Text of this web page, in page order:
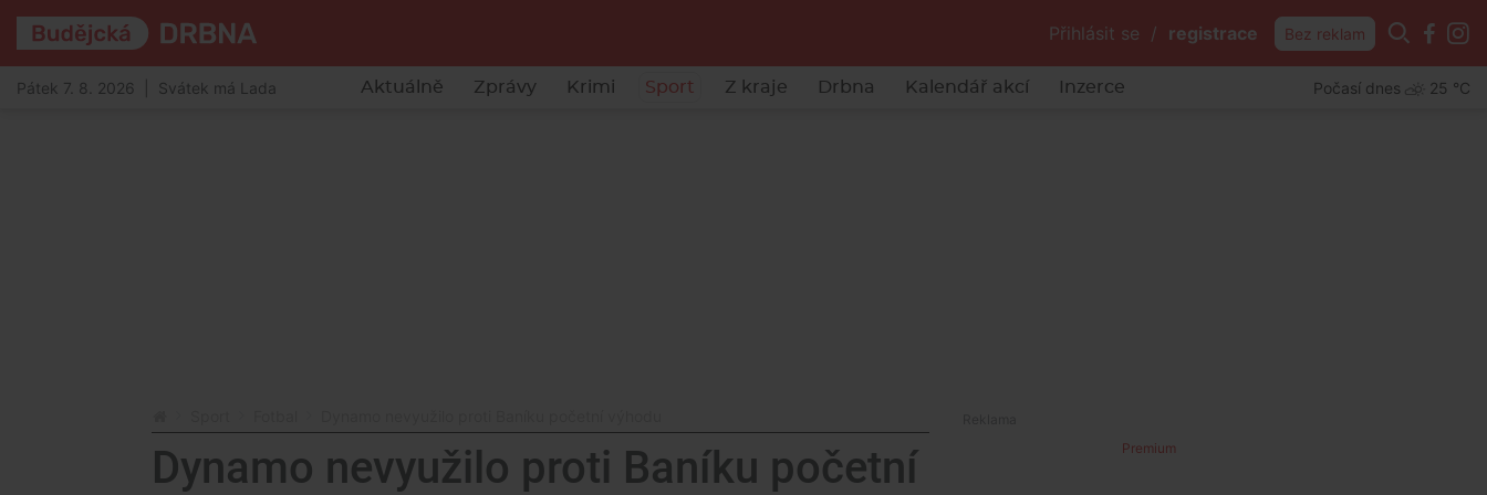
Přihlásit se / registrace Bez reklam
Pátek 7. 8. 2026 | Svátek má Lada Aktuálně Zprávy Krimi Sport Z kraje Drbna Kalendář akcí Inzerce Počasí dnes 25 °C
Dynamo nevyužilo proti Baníku početní Premium